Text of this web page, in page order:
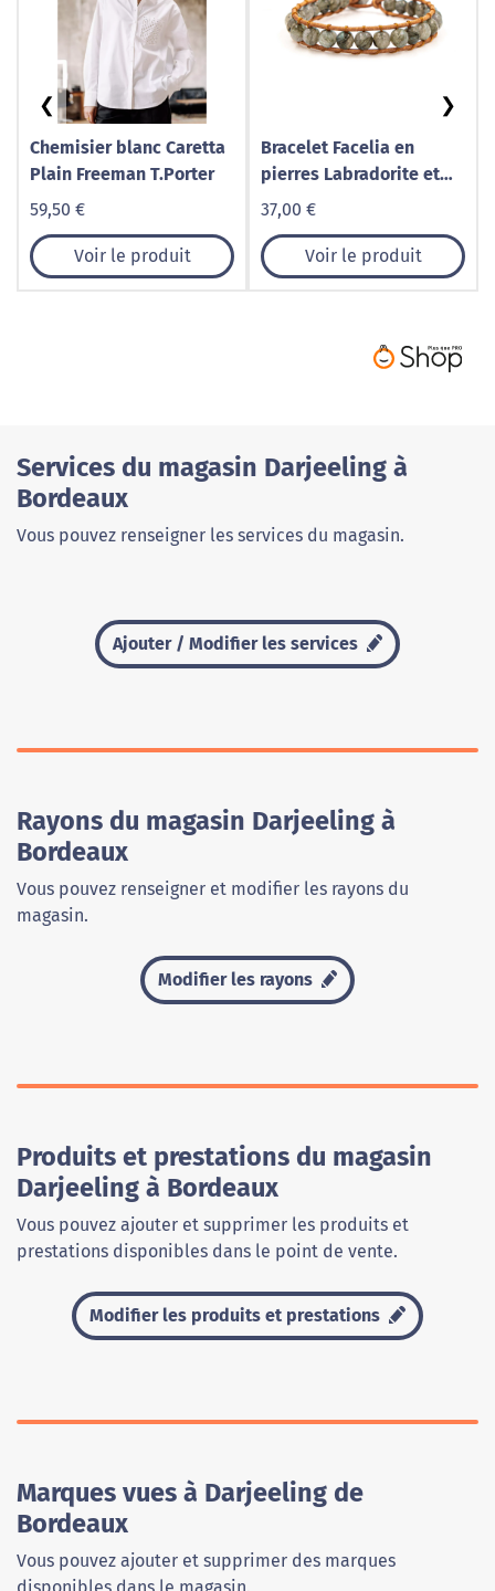
Chemisier blanc Caretta
Plain Freeman T.Porter
59,50 €
Voir le produit
Bracelet Facelia en
pierres Labradorite et
cuir véritable
37,00 €
Voir le produit
❮ ❯
Services du magasin Darjeeling à
Bordeaux
Vous pouvez renseigner les services du magasin.
Ajouter / Modifier les services
Rayons du magasin Darjeeling à
Bordeaux
Vous pouvez renseigner et modifier les rayons du
magasin.
Modifier les rayons
Produits et prestations du magasin
Darjeeling à Bordeaux
Vous pouvez ajouter et supprimer les produits et
prestations disponibles dans le point de vente.
Modifier les produits et prestations
Marques vues à Darjeeling de
Bordeaux
Vous pouvez ajouter et supprimer des marques